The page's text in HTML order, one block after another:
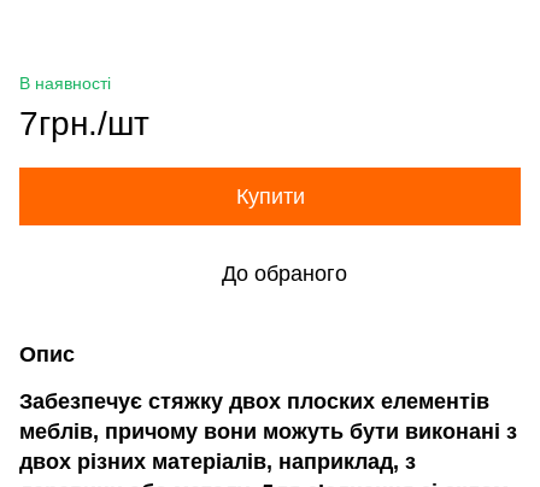
В наявності
7грн./шт
Купити
До обраного
Опис
Забезпечує стяжку двох плоских елементів
меблів, причому вони можуть бути виконані з
двох різних матеріалів, наприклад, з